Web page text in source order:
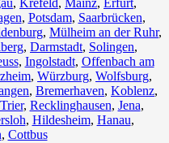
, Krefeld, Mainz, Erfurt,
, Potsdam, Saarbrücken,
, Mülheim an der Ruhr,
, Darmstadt, Solingen,
, Ingolstadt, Offenbach am
, Würzburg, Wolfsburg,
, Bremerhaven, Koblenz,
Trier, Recklinghausen, Jena,
, Hildesheim, Hanau,
, Cottbus